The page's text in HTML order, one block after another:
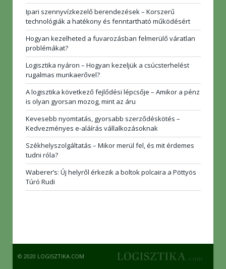
Ipari szennyvízkezelő berendezések – Korszerű
technológiák a hatékony és fenntartható működésért
Hogyan kezelheted a fuvarozásban felmerülő váratlan
problémákat?
Logisztika nyáron – Hogyan kezeljük a csúcsterhelést
rugalmas munkaerővel?
A logisztika következő fejlődési lépcsője – Amikor a pénz
is olyan gyorsan mozog, mint az áru
Kevesebb nyomtatás, gyorsabb szerződéskötés –
Kedvezményes e-aláírás vállalkozásoknak
Székhelyszolgáltatás – Mikor merül fel, és mit érdemes
tudni róla?
Waberer’s: Új helyről érkezik a boltok polcaira a Pöttyös
Túró Rudi
© 2020 LOGISZTIKA.COM